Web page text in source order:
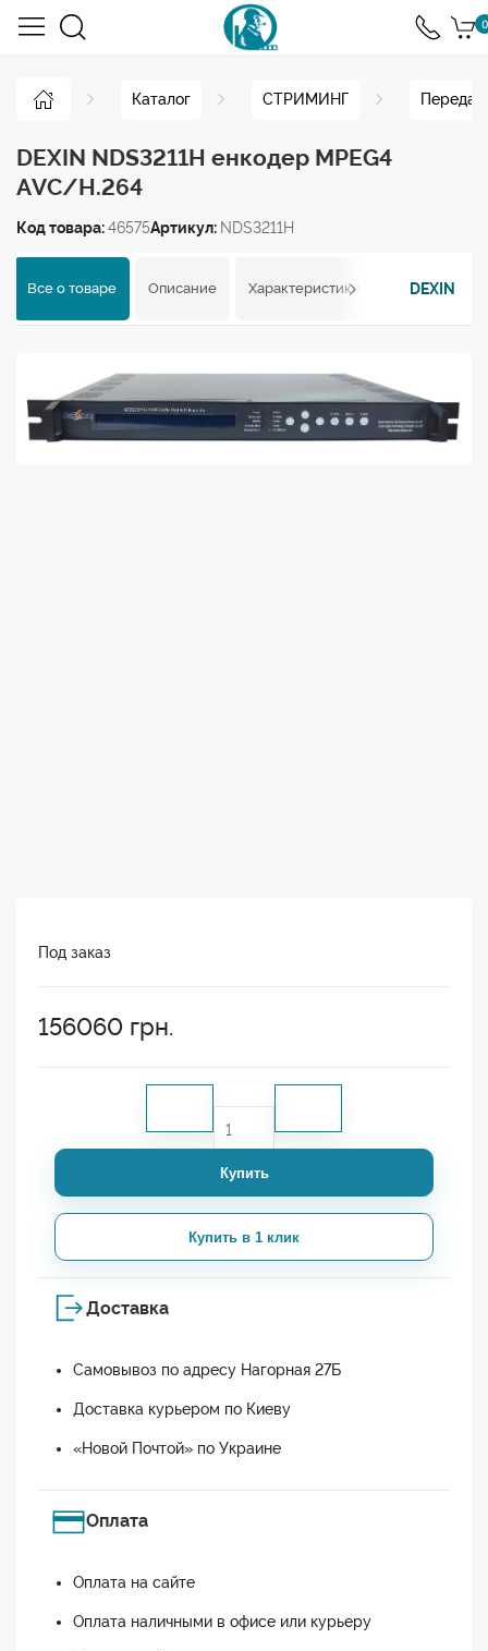
0
Каталог СТРИМИНГ
DEXIN NDS3211H енкодер MPEG4
AVC/H.264
Код товара:46575Артикул: NDS3211H
Все о товаре Описание Характеристики Отзывы
DEXIN
Под заказ
156060 грн.
Купить
Купить в 1 клик
Доставка
Самовывоз по адресу Нагорная 27Б
Доставка курьером по Киеву
«Новой Почтой» по Украине
Оплата
Оплата на сайте
Оплата наличными в офисе или курьеру